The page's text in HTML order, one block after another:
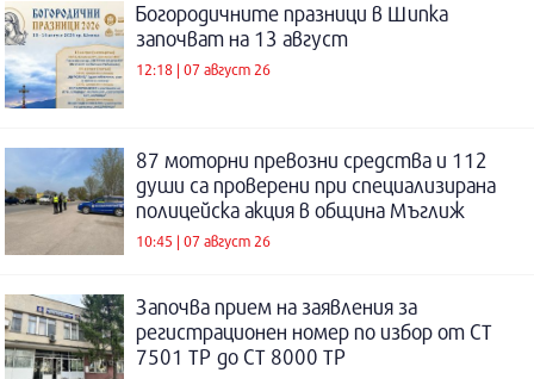
Богородичните празници в Шипка
започват на 13 август
12:18 | 07 август 26
87 моторни превозни средства и 112
души са проверени при специализирана
полицейска акция в община Мъглиж
10:45 | 07 август 26
Започва прием на заявления за
регистрационен номер по избор от СТ
7501 ТР до СТ 8000 ТР